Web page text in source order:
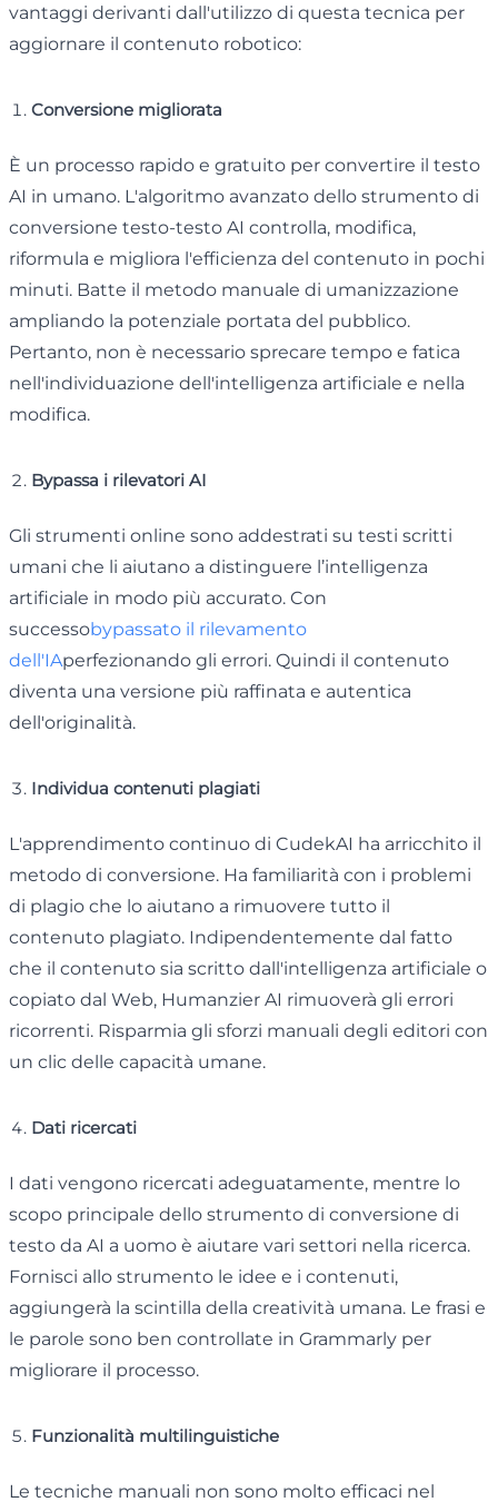
vantaggi derivanti dall'utilizzo di questa tecnica per
aggiornare il contenuto robotico:
Conversione migliorata
È un processo rapido e gratuito per convertire il testo
AI in umano. L'algoritmo avanzato dello strumento di
conversione testo-testo AI controlla, modifica,
riformula e migliora l'efficienza del contenuto in pochi
minuti. Batte il metodo manuale di umanizzazione
ampliando la potenziale portata del pubblico.
Pertanto, non è necessario sprecare tempo e fatica
nell'individuazione dell'intelligenza artificiale e nella
modifica.
Bypassa i rilevatori AI
Gli strumenti online sono addestrati su testi scritti
umani che li aiutano a distinguere l’intelligenza
artificiale in modo più accurato. Con
successobypassato il rilevamento
dell'IAperfezionando gli errori. Quindi il contenuto
diventa una versione più raffinata e autentica
dell'originalità.
Individua contenuti plagiati
L'apprendimento continuo di CudekAI ha arricchito il
metodo di conversione. Ha familiarità con i problemi
di plagio che lo aiutano a rimuovere tutto il
contenuto plagiato. Indipendentemente dal fatto
che il contenuto sia scritto dall'intelligenza artificiale o
copiato dal Web, Humanzier AI rimuoverà gli errori
ricorrenti. Risparmia gli sforzi manuali degli editori con
un clic delle capacità umane.
Dati ricercati
I dati vengono ricercati adeguatamente, mentre lo
scopo principale dello strumento di conversione di
testo da AI a uomo è aiutare vari settori nella ricerca.
Fornisci allo strumento le idee e i contenuti,
aggiungerà la scintilla della creatività umana. Le frasi e
le parole sono ben controllate in Grammarly per
migliorare il processo.
Funzionalità multilinguistiche
Le tecniche manuali non sono molto efficaci nel